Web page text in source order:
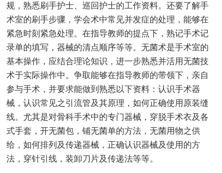
规，熟悉刷手护士、巡回护士的工作资料。还要了解手
术室的刷手步骤，学会术中常见并发症的处理，能够在
紧急时刻紧急处理。在指导教师的提点下，熟记手术记
录单的填写，器械的清点顺序等等。无菌术是手术室的
基本操作，应结合理论知识，进一步熟悉并活用无菌技
术于实际操作中。争取能够在指导教师的带领下，亲自
参与手术，并要求能做到熟悉以下资料：认识手术器
械，认识常见之引流管及其原理，如何正确使用原装缝
线。尤其是对骨科手术中的专门器械，穿脱手术衣及各
式手套，开无菌包，铺无菌单的方法，无菌用物之供
给，如何排列及传递器械，正确认识器械及使用的方
法，穿针引线，装卸刀片及传递法等等。